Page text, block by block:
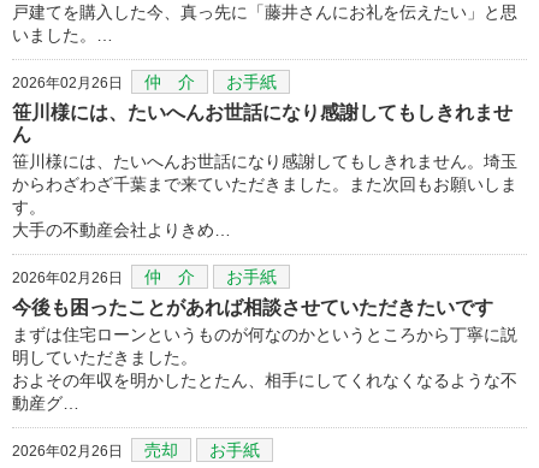
戸建てを購入した今、真っ先に「藤井さんにお礼を伝えたい」と思
いました。…
2026年02月26日 仲 介 お手紙
笹川様には、たいへんお世話になり感謝してもしきれませ
ん
笹川様には、たいへんお世話になり感謝してもしきれません。埼玉
からわざわざ千葉まで来ていただきました。また次回もお願いしま
す。
大手の不動産会社よりきめ…
2026年02月26日 仲 介 お手紙
今後も困ったことがあれば相談させていただきたいです
まずは住宅ローンというものが何なのかというところから丁寧に説
明していただきました。
およその年収を明かしたとたん、相手にしてくれなくなるような不
動産グ…
2026年02月26日 売却 お手紙